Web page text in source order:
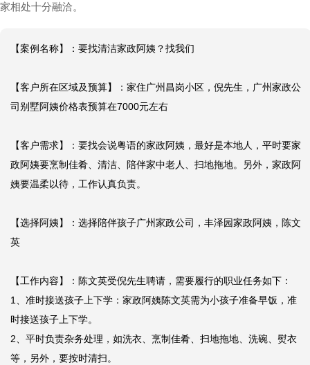
家相处十分融洽。
【案例名称】：要找清洁家政阿姨？找我们
【客户所在区域及预算】：家住广州昌岗小区，倪先生，广州家政公
司别墅阿姨价格表预算在7000元左右
【客户需求】：要找会说粤语的家政阿姨，最好是本地人，平时要家
政阿姨要烹制佳肴、清洁、陪伴家中老人、扫地拖地。另外，家政阿
姨要温柔以待，工作认真负责。
【选择阿姨】：选择陪伴孩子广州家政公司，丰泽园家政阿姨，陈文
英
【工作内容】：陈文英受倪先生聘请，需要履行的职业任务如下：
1、准时接送孩子上下学：家政阿姨陈文英需为小孩子准备早饭，准
时接送孩子上下学。
2、平时负责杂务处理，如洗衣、烹制佳肴、扫地拖地、洗碗、熨衣
等，另外，要按时清扫。